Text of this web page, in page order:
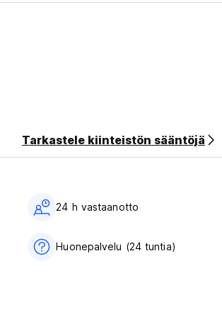
Tarkastele kiinteistön sääntöjä
24 h vastaanotto
Huonepalvelu (24 tuntia)